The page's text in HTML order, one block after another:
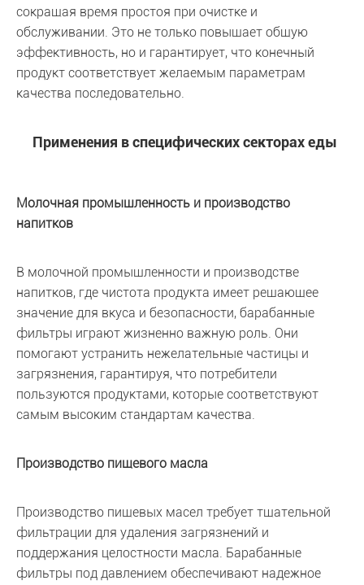
сокращая время простоя при очистке и
обслуживании. Это не только повышает общую
эффективность, но и гарантирует, что конечный
продукт соответствует желаемым параметрам
качества последовательно.
Применения в специфических секторах еды
Молочная промышленность и производство
напитков
В молочной промышленности и производстве
напитков, где чистота продукта имеет решающее
значение для вкуса и безопасности, барабанные
фильтры играют жизненно важную роль. Они
помогают устранить нежелательные частицы и
загрязнения, гарантируя, что потребители
пользуются продуктами, которые соответствуют
самым высоким стандартам качества.
Производство пищевого масла
Производство пищевых масел требует тщательной
фильтрации для удаления загрязнений и
поддержания целостности масла. Барабанные
фильтры под давлением обеспечивают надежное